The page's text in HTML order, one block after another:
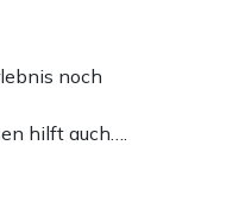
noch
hilft auch….